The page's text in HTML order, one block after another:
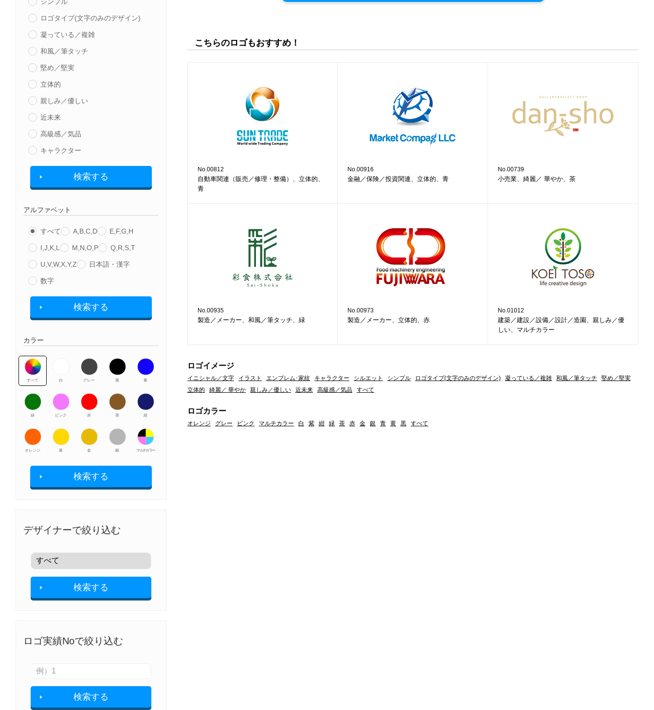
シンプル
ロゴタイプ(文字のみのデザイン)
凝っている／複雑
和風／筆タッチ
堅め／堅実
立体的
親しみ／優しい
近未来
高級感／気品
キャラクター
検索する
アルファベット
すべて A,B,C,D E,F,G,H
I,J,K,L M,N,O,P Q,R,S,T
U,V,W,X,Y,Z 日本語・漢字
数字
検索する
カラー
すべて 白 グレー 黒 青
緑 ピンク 赤 茶 紺
オレンジ 黃 金 銀 マルチカラー
検索する
デザイナーで絞り込む
検索する
ロゴ実績Noで絞り込む
検索する
こちらのロゴもおすすめ！
No.00812
自動車関連（販売／修理・整備）、立体的、
青
No.00916
金融／保険／投資関連、立体的、青
No.00739
小売業、綺麗／ 華やか、茶
No.00935
製造／メーカー、和風／筆タッチ、緑
No.00973
製造／メーカー、立体的、赤
No.01012
建築／建設／設備／設計／造園、親しみ／優
しい、マルチカラー
ロゴイメージ
イニシャル／文字 イラスト エンブレム･家紋 キャラクター シルエット シンプル ロゴタイプ(文字のみのデザイン) 凝っている／複雑 和風／筆タッチ
堅め／堅実
立体的
綺麗／ 華やか 親しみ／優しい 近未来 高級感／気品 すべて
ロゴカラー
オレンジ グレー ピンク マルチカラー 白 紫 紺 緑 茶 赤 金 銀 青 黄 黒 すべて